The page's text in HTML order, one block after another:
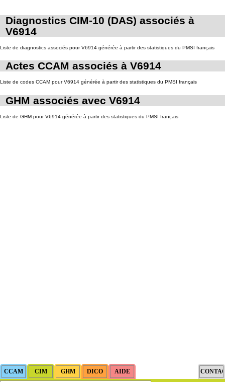
Diagnostics CIM-10 (DAS) associés à
V6914
Liste de diagnostics associés pour V6914 générée à partir des statistiques du PMSI français
Actes CCAM associés à V6914
Liste de codes CCAM pour V6914 générée à partir des statistiques du PMSI français
GHM associés avec V6914
Liste de GHM pour V6914 générée à partir des statistiques du PMSI français